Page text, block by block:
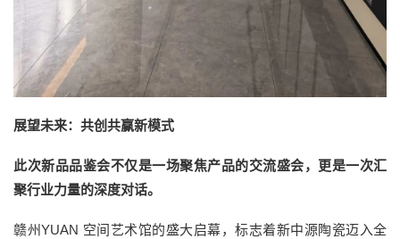
展望未来：共创共赢新模式
此次新品品鉴会不仅是一场聚焦产品的交流盛会，更是一次汇
聚行业力量的深度对话。
赣州YUAN 空间艺术馆的盛大启幕，标志着新中源陶瓷迈入全